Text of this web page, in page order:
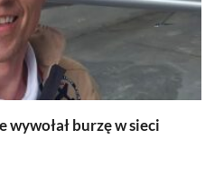
burzę w sieci